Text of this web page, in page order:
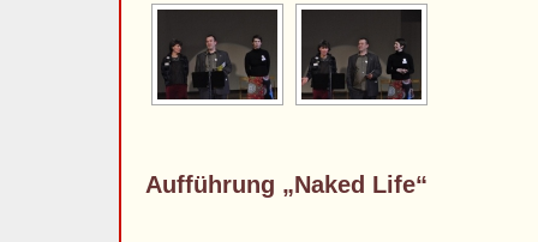
Aufführung „Naked Life“